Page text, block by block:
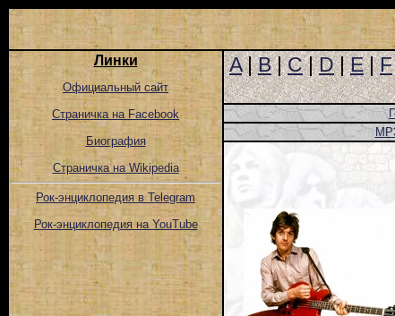
Линки
Официальный сайт
Страничка на Facebook
Биография
Страничка на Wikipedia
Рок-энциклопедия в Telegram
Рок-энциклопедия на YouTube
A|B|C|D|E|F